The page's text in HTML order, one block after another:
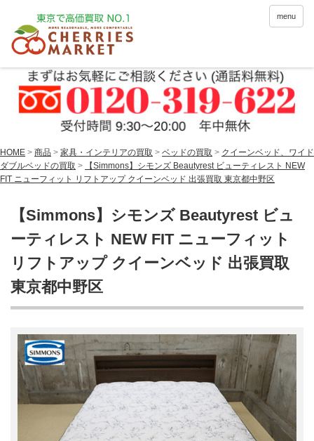
menu
HOME > 商品 > 家具・インテリアの買取 > ベッドの買取 > クイーンベッド、ワイド
ダブルベッドの買取 >
【Simmons】シモンズ Beautyrest ビューティレスト NEW
FIT ニューフィット リフトアップ クイーンベッド 出張買取 東京都中野区
【Simmons】シモンズ Beautyrest ビュ
ーティレスト NEW FIT ニューフィット
リフトアップ クイーンベッド 出張買取
東京都中野区